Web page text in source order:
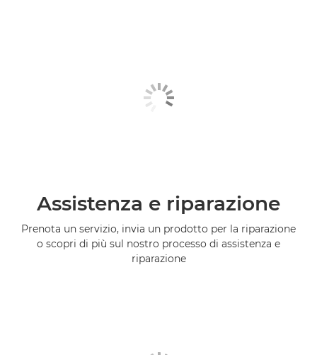
Assistenza e riparazione
Prenota un servizio, invia un prodotto per la riparazione
o scopri di più sul nostro processo di assistenza e
riparazione